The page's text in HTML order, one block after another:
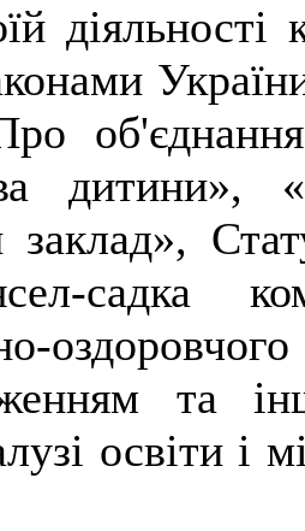
діяльності
дитини»,
заклад»,
та
освіти і